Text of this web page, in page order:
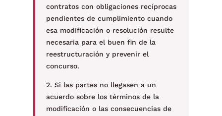
contratos con obligaciones recíprocas
pendientes de cumplimiento cuando
esa modificación o resolución resulte
necesaria para el buen fin de la
reestructuración y prevenir el
concurso.
2. Si las partes no llegasen a un
acuerdo sobre los términos de la
modificación o las consecuencias de